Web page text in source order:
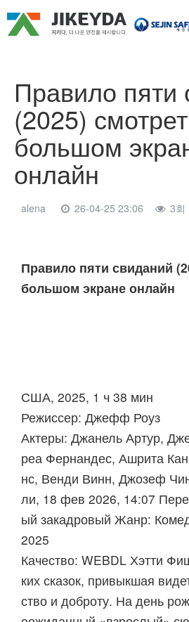
Правило пяти
(2025)
большом
онлайн
alena 26-04-25 23:06 3회
본문
Правило пяти свиданий
большом экране онлайн
США, 2025, 1 ч 38 мин
Режиссер: Джефф Роуз
Актеры: Джанель Артур,
реа Фернандес, Ашрита
нс, Венди Винн, Джозеф
ли, 18 фев 2026, 14:07
ый закадровый Жанр:
2025
Качество: WEBDL Хэтти
ких сказок, привыкшая
ство и доброту. На день